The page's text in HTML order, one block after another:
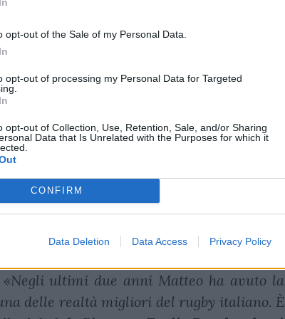
opt-out of the Sale of my Personal Data.
opt-out of processing my Personal Data for Targeted
opt-out of Collection, Use, Retention, Sale, and/or Sharing
Data that Is Unrelated with the Purposes for which it
CONFIRM
Data Deletion Data Access Privacy Policy
con i Pampas XV, fino alla finale
un periodo di pre-season con lo Stade
due arrivi. L’alaAndrea Binelli, classe
non fa più la serie A1 e segue Nicolò
Benettin. Nella stagione 2025/26 è
16 presenze, 8 mete e oltre
continuità e la capacità di ricoprire
Il tallonatoreMatteo Luigi Musajo
nel Modena Rugby, classe 2004, 107
«Negli ultimi due anni Matteo ha avuto la
delle realtà migliori del rugby italiano. È